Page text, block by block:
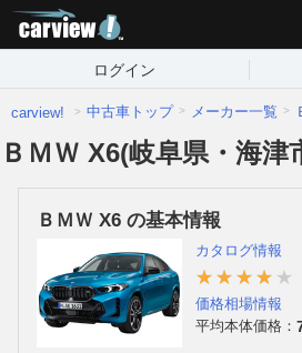
ログイン
carview! 中古車トップ メーカー一覧
ＢＭＷ X6(岐阜県・海津
ＢＭＷ X6 の基本情報
カタログ情報
価格相場情報
平均本体価格：